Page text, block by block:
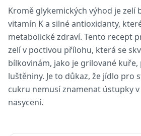
Kromě glykemických výhod je zelí
vitamín K a silné antioxidanty,
metabolické zdraví. Tento recept
zelí v poctivou přílohu, která se
bílkovinám, jako je grilované kuře,
luštěniny. Je to důkaz, že jídlo pro
cukru nemusí znamenat ústupky
nasycení.